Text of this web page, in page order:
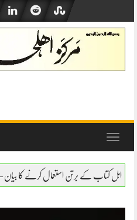
content
Toggle
کرنے کا بیان – مولانا ابو بکر صدیق حفظہ اللہ